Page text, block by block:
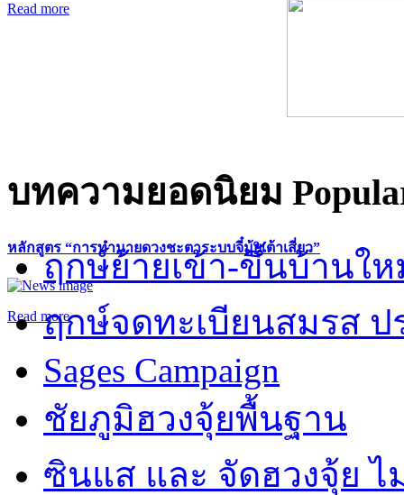
Read more
หลักสูตร “การทำนายดวงชะตาระบบจี๋มุ้ยเต้าเสี่ยว”
Read more
บทความยอดนิยม
ฤกษ์ย้ายเข้า-ขึ้นบ้านให
ฤกษ์จดทะเบียนสมรส ป
Sages Campaign
ชัยภูมิฮวงจุ้ยพื้นฐาน
ซินแส และ จัดฮวงจุ้ย ไ